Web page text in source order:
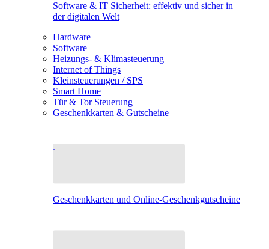
Software & IT Sicherheit: effektiv und sicher in
der digitalen Welt
Hardware
Software
Heizungs- & Klimasteuerung
Internet of Things
Kleinsteuerungen / SPS
Smart Home
Tür & Tor Steuerung
Geschenkkarten & Gutscheine
Geschenkkarten und Online-Geschenkgutscheine